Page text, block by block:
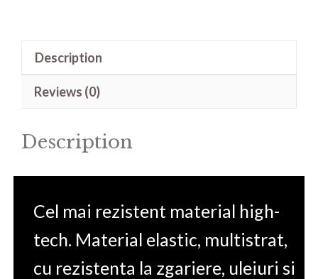
Description
Reviews (0)
Description
Cel mai rezistent material high-
tech. Material elastic, multistrat,
cu rezistenta la zgariere, uleiuri si